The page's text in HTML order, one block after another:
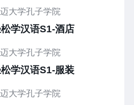
大学孔子学院
学汉语S1-酒店
大学孔子学院
学汉语S1-服装
大学孔子学院